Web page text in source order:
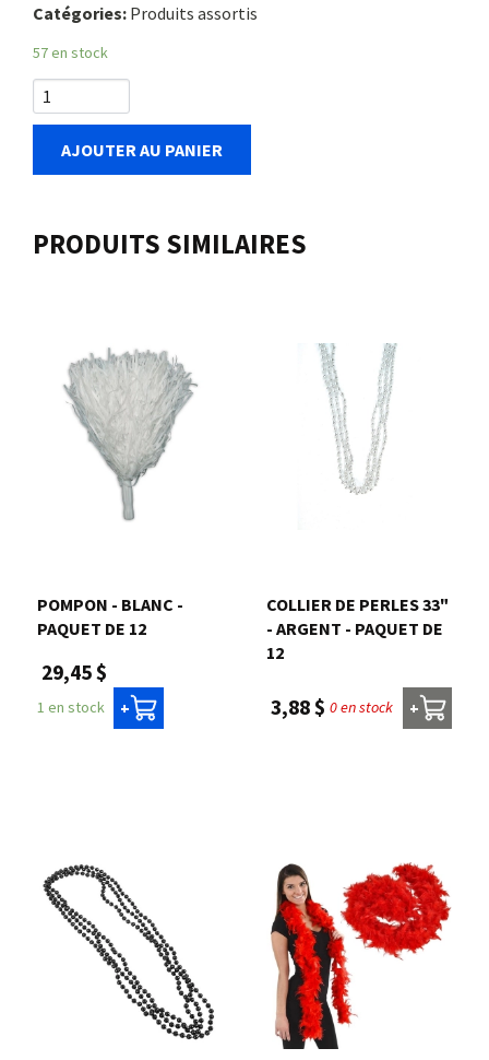
Catégories: Produits assortis
57 en stock
AJOUTER AU PANIER
PRODUITS SIMILAIRES
POMPON - BLANC -
PAQUET DE 12
29,45 $
1 en stock +
COLLIER DE PERLES 33"
- ARGENT - PAQUET DE
12
3,88 $ 0 en stock +